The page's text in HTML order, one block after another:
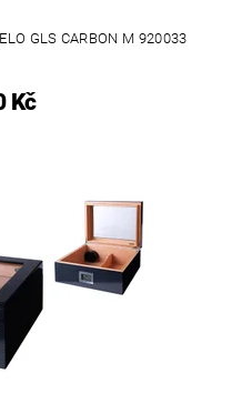
GLS CARBON M 920033
Kč